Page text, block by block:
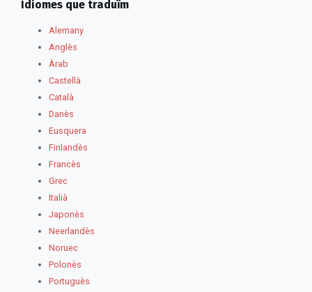
Idiomes que traduïm
Alemany
Anglès
Àrab
Castellà
Català
Danès
Eusquera
Finlandès
Francès
Grec
Italià
Japonès
Neerlandès
Noruec
Polonès
Portuguès